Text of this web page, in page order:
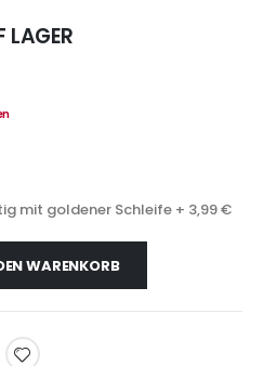
LAGER
mit goldener Schleife + 3,99 €
WARENKORB